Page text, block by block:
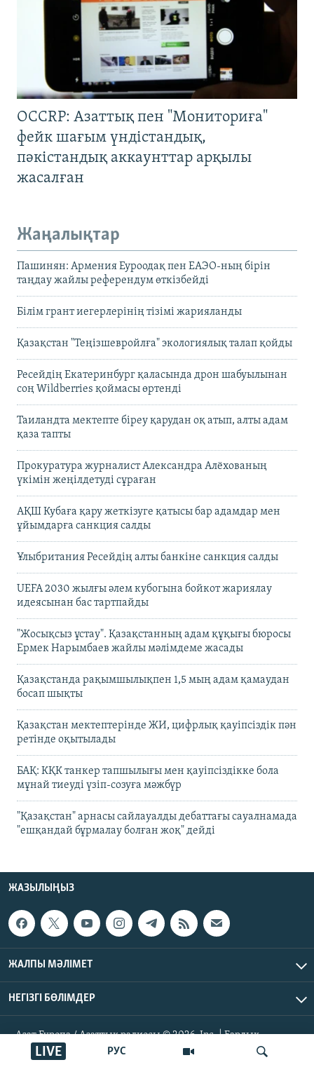
РУС
LIVE
OCCRP: Азаттық пен "Мониториға"
фейк шағым үндістандық,
пәкістандық аккаунттар арқылы
жасалған
Жаңалықтар
Пашинян: Армения Еуроодақ пен ЕАЭО-ның бірін
таңдау жайлы референдум өткізбейді
Білім грант иегерлерінің тізімі жарияланды
Қазақстан "Теңізшевройлға" экологиялық талап қойды
Ресейдің Екатеринбург қаласында дрон шабуылынан
соң Wildberries қоймасы өртенді
Таиландта мектепте біреу қарудан оқ атып, алты адам
қаза тапты
Прокуратура журналист Александра Алёхованың
үкімін жеңілдетуді сұраған
АҚШ Кубаға қару жеткізуге қатысы бар адамдар мен
ұйымдарға санкция салды
Ұлыбритания Ресейдің алты банкіне санкция салды
UEFA 2030 жылғы әлем кубогына бойкот жариялау
идеясынан бас тартпайды
"Жосықсыз ұстау". Қазақстанның адам құқығы бюросы
Ермек Нарымбаев жайлы мәлімдеме жасады
Қазақстанда рақымшылықпен 1,5 мың адам қамаудан
босап шықты
Қазақстан мектептерінде ЖИ, цифрлық қауіпсіздік пән
ретінде оқытылады
БАҚ: КҚК танкер тапшылығы мен қауіпсіздікке бола
мұнай тиеуді үзіп-созуға мәжбүр
"Қазақстан" арнасы сайлауалды дебаттағы сауалнамада
"ешқандай бұрмалау болған жоқ" дейді
ЖАЗЫЛЫҢЫЗ
ЖАЛПЫ МӘЛІМЕТ
НЕГІЗГІ БӨЛІМДЕР
Азат Еуропа / Азаттық радиосы © 2026, Inc. | Барлық
құқықтары қорғалған